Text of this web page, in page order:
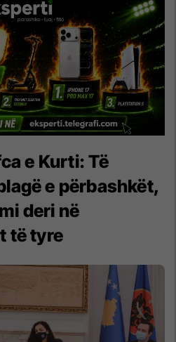
e Kurti: Të
e përbashkët,
deri në
të tyre